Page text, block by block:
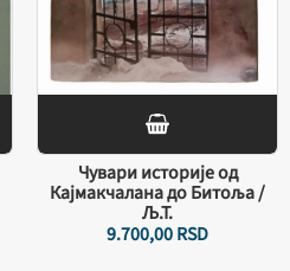
Чувари историје од
Кaјмакчалана до Битоља /
Љ.Т.
9.700,00RSD